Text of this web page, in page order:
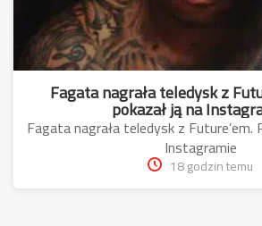
Fagata nagrała teledysk z
pokazał ją na
Fagata nagrała teledysk z Future’em.
Instagramie
18 godzin temu